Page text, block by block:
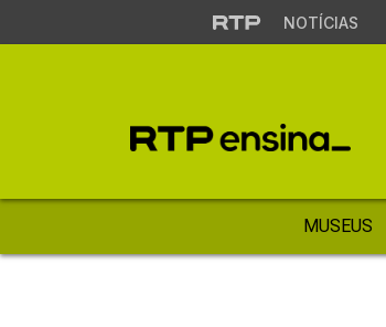
NOTÍCIAS
MUSEUS